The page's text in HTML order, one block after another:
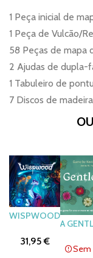
1 Peça inicial de
1 Peça de Vulcão/
58 Peças de mapa
2 Ajudas de dupla-
1 Tabuleiro de
7 Discos de madeira
WISPWOOD
31,95 €
A
Sem